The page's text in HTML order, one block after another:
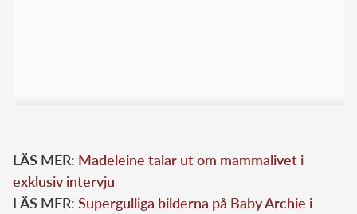
LÄS MER: Madeleine talar ut om mammalivet i
exklusiv intervju
LÄS MER: Supergulliga bilderna på Baby Archie i